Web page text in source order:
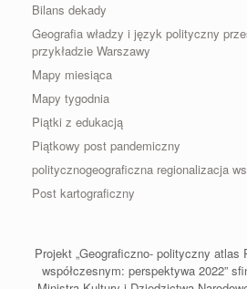
Bilans dekady
Geografia władzy i język polityczny
przykładzie Warszawy
Mapy miesiąca
Mapy tygodnia
Piątki z edukacją
Piątkowy post pandemiczny
politycznogeograficzna regionalizacja
Post kartograficzny
Projekt „Geograficzno- polityczny
współczesnym: perspektywa 2022”